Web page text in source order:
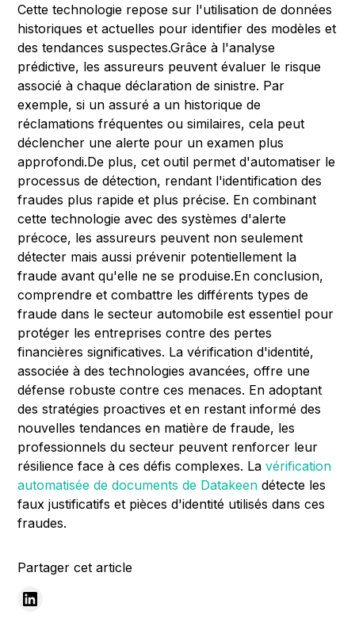
Cette technologie repose sur l'utilisation de données
historiques et actuelles pour identifier des modèles et
des tendances suspectes.Grâce à l'analyse
prédictive, les assureurs peuvent évaluer le risque
associé à chaque déclaration de sinistre. Par
exemple, si un assuré a un historique de
réclamations fréquentes ou similaires, cela peut
déclencher une alerte pour un examen plus
approfondi.De plus, cet outil permet d'automatiser le
processus de détection, rendant l'identification des
fraudes plus rapide et plus précise. En combinant
cette technologie avec des systèmes d'alerte
précoce, les assureurs peuvent non seulement
détecter mais aussi prévenir potentiellement la
fraude avant qu'elle ne se produise.En conclusion,
comprendre et combattre les différents types de
fraude dans le secteur automobile est essentiel pour
protéger les entreprises contre des pertes
financières significatives. La vérification d'identité,
associée à des technologies avancées, offre une
défense robuste contre ces menaces. En adoptant
des stratégies proactives et en restant informé des
nouvelles tendances en matière de fraude, les
professionnels du secteur peuvent renforcer leur
résilience face à ces défis complexes. Lavérification
automatisée de documents de Datakeen détecte les
faux justificatifs et pièces d'identité utilisés dans ces
fraudes.
Partager cet article